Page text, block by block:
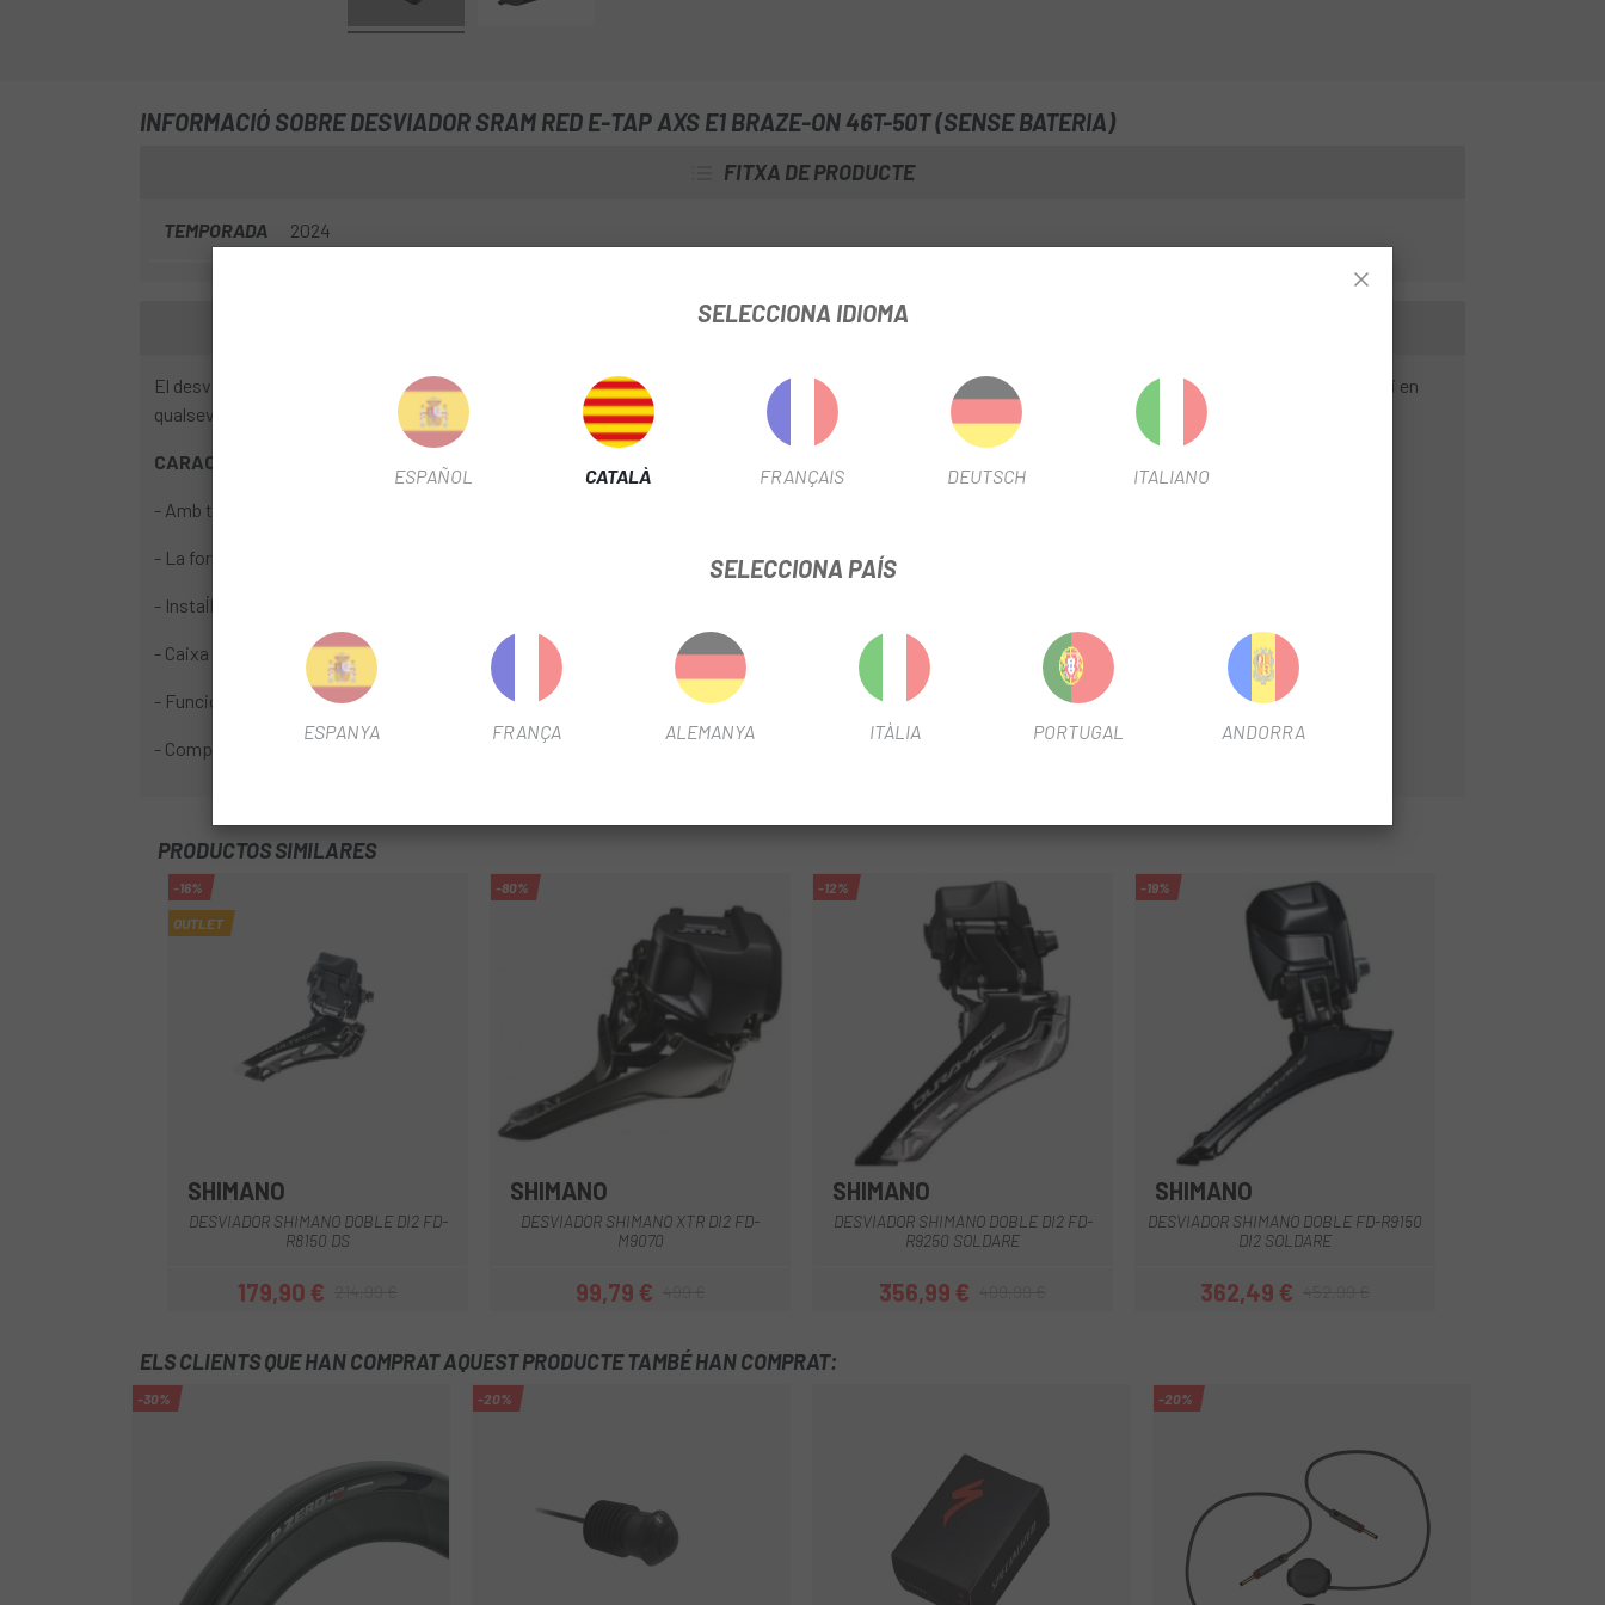
INFORMACIÓ SOBRE DESVIADOR SRAM RED E-TAP AXS E1 BRAZE-ON 46T-50T (SENSE BATERIA)
FITXA DE PRODUCTE
TEMPORADA 2024
INFORMACIÓ DEL PRODUCTE
El desviador delantero RED AXS utilitza la tecnologia Yaw amb ajust electrònic per garantir un canvi de marxa el més ràpid possible i evitar que la cadena fregi en
qualsevol de les combinacions, amb la configuració més senzilla, gràcies a una nova i fantàstica eina.
CARACTERÍSTIQUES
- Amb tecnologia AXS per a una configuració, monitorització, personalització i fiabilitat senzilles.
- La forma perfeccionada de la caixa permet canvis delsnters amb major rapidesa i precisió.
- Instal·lació senzilla amb l'eina inclosa.
- Caixa amb tecnologia SRAM Yaw optimitzada per plats X-Range.
- Funcionalitat d'autoajust per a un funcionament sense friccions.
- Compatible amb plats de 46/33D, 48/35D, 50/37D, 52/39D, 54/41D i 56/43D.
PRODUCTOS SIMILARES
-16%
OUTLET
SHIMANO
DESVIADOR SHIMANO DOBLE DI2 FD-
R8150 DS
Preu
179,90 €Preu regular
-80%
SHIMANO
DESVIADOR SHIMANO XTR DI2 FD-
M9070
Preu
99,79 €Preu regular
-12%
SHIMANO
DESVIADOR SHIMANO DOBLE DI2 FD-
R9250 SOLDARE
Preu
356,99 €Preu regular
-19%
SHIMANO
DESVIADOR SHIMANO DOBLE FD-R9150
DI2 SOLDARE
Preu
362,49 €Preu regular
ELS CLIENTS QUE HAN COMPRAT AQUEST PRODUCTE TAMBÉ HAN COMPRAT:
-30% -20% -20%
SELECCIONA IDIOMA
ESPAÑOL CATALÀ FRANÇAIS DEUTSCH ITALIANO
SELECCIONA PAÍS
ESPANYA FRANÇA ALEMANYA ITÀLIA PORTUGAL ANDORRA